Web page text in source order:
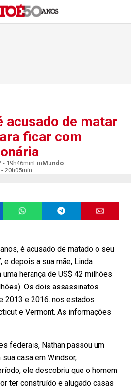
acusado de matar
ficar com
- 19h46minEmMundo
20h05min
é acusado de matado o seu
e depois a sua mãe, Linda
uma herança de US$ 42 milhões
Os dois assassinatos
2013 e 2016, nos estados
e Vermont. As informações
federais, Nathan passou um
casa em Windsor,
ele descobriu que o homem
ter construído e alugado casas